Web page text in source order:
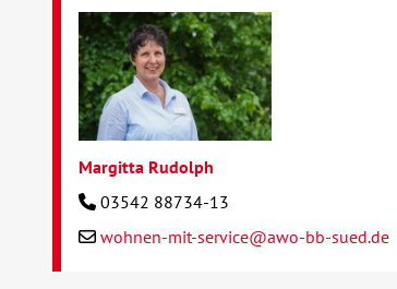
Margitta Rudolph
03542 88734-13
wohnen-mit-service@awo-bb-sued.de